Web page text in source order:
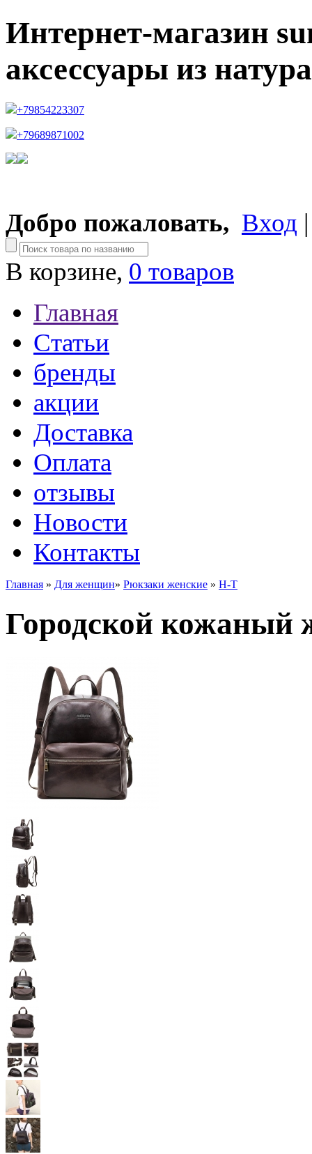
Интернет-магазин
аксессуары из
+79854223307
+79689871002
Добро пожаловать, Вход
В корзине, 0 товаров
Главная
Статьи
бренды
акции
Доставка
Оплата
отзывы
Новости
Контакты
Главная » Для женщин» Рюкзаки женские » H-T
Городской кожаный